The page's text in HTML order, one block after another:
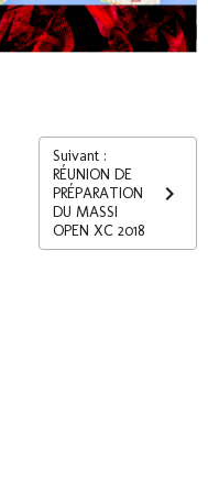
Suivant :
RÉUNION DE
PRÉPARATION
DU MASSI
OPEN XC 2018